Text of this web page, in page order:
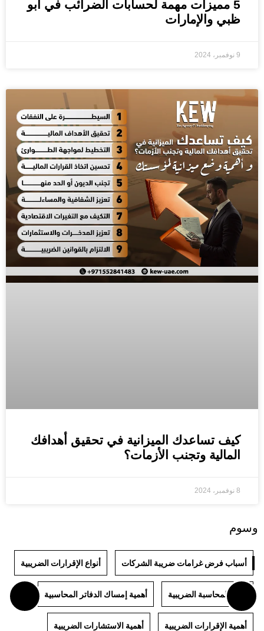
5 مميزات مهمة لحسابات الضرائب في أبو
ظبي والإمارات
9 نوفمبر، 2024
كيف تساعدك الميزانية في تحقيق أهدافك
المالية وتجنب الأزمات؟
8 نوفمبر، 2024
وسوم
أسباب فرض غرامات ضريبة الشركات أنواع الإقرارات الضريبية
أنواع المحاسبة الضريبية أهمية إمساك الدفاتر المحاسبية
أهمية الإقرارات الضريبية أهمية الاستشارات الضريبية